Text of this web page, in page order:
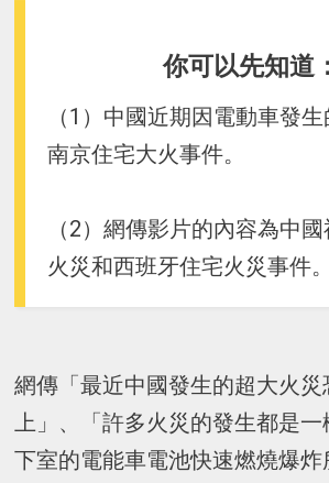
你可以先知道：
（1）中國近期因電動車發
南京住宅大火事件。
（2）網傳影片的內容為中
火災和西班牙住宅火災事件。
網傳「最近中國發生的超大火災
上」、「許多火災的發生都是
下室的電能車電池快速燃燒爆